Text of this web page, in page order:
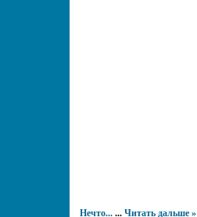
Нечто... ... Читать дальше »